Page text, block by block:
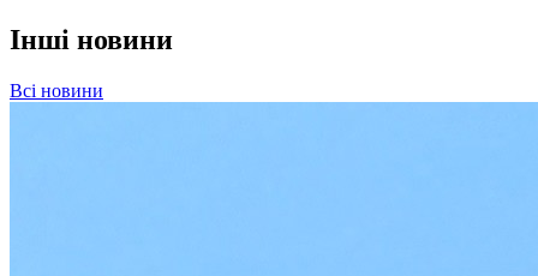
Інші новини
Всі новини